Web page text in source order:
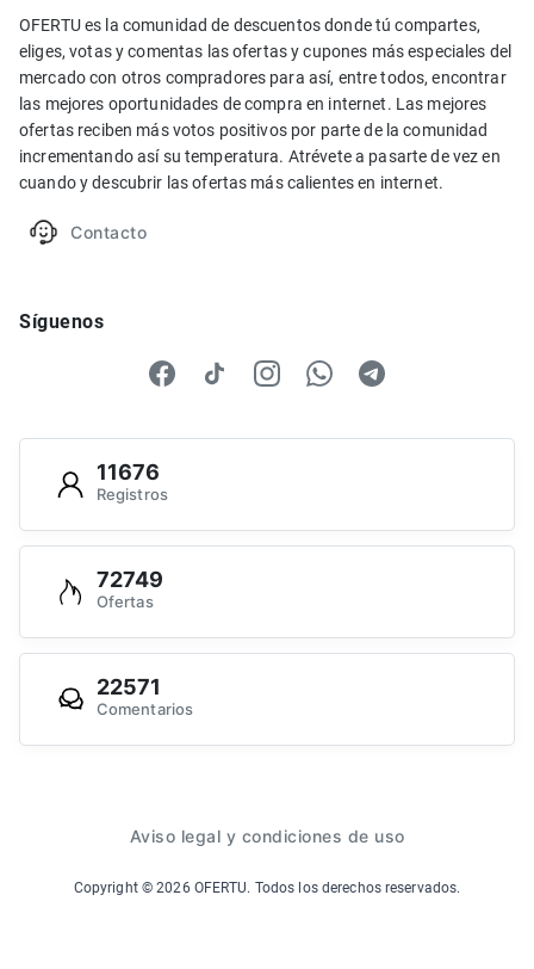
OFERTU es la comunidad de descuentos donde tú compartes,
eliges, votas y comentas las ofertas y cupones más especiales del
mercado con otros compradores para así, entre todos, encontrar
las mejores oportunidades de compra en internet. Las mejores
ofertas reciben más votos positivos por parte de la comunidad
incrementando así su temperatura. Atrévete a pasarte de vez en
cuando y descubrir las ofertas más calientes en internet.
Contacto
Síguenos
11676
Registros
72749
Ofertas
22571
Comentarios
Aviso legal y condiciones de uso
Copyright ©2026 OFERTU. Todos los derechos reservados.